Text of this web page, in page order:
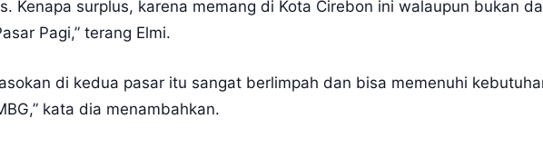
Kenapa surplus, karena memang di Kota Cirebon ini walaupun bukan
Pagi,” terang Elmi.
di kedua pasar itu sangat berlimpah dan bisa memenuhi
kata dia menambahkan.